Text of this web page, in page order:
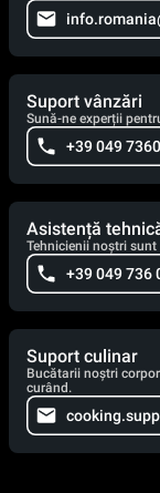
Suport vânzări
Sună-ne experții
+39 049
Asistență
Tehnicienii noștri
+39 049 736
Suport culinar
Bucătarii noștri
curând.